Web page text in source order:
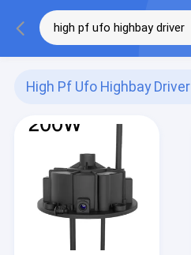
High Pf Ufo Highbay Driver